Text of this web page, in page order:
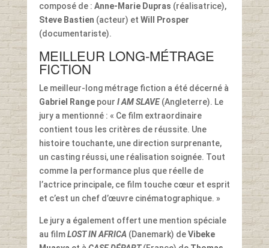
composé de : Anne-Marie Dupras (réalisatrice),
Steve Bastien (acteur) et Will Prosper
(documentariste).
MEILLEUR LONG-MÉTRAGE
FICTION
Le meilleur-long métrage fiction a été décerné à
Gabriel Rangepour I AM SLAVE(Angleterre). Le
jury a mentionné : « Ce film extraordinaire
contient tous les critères de réussite. Une
histoire touchante, une direction surprenante,
un casting réussi, une réalisation soignée. Tout
comme la performance plus que réelle de
l’actrice principale, ce film touche cœur et esprit
et c’est un chef d’œuvre cinématographique. »
Le jury a également offert une mention spéciale
au filmLOST IN AFRICA (Danemark) deVibeke